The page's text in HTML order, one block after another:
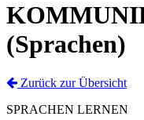
(Sprachen)
Zurück zur Übersicht
SPRACHEN LERNEN